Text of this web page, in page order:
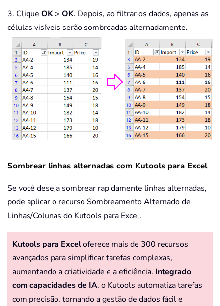
3. Clique OK > OK. Depois, ao filtrar os dados, apenas as
células visíveis serão sombreadas alternadamente.
Sombrear linhas alternadas com Kutools para Excel
Se você deseja sombrear rapidamente linhas alternadas,
pode aplicar o recurso Sombreamento Alternado de
Linhas/Colunas do Kutools para Excel.
Kutools para Exceloferece mais de 300 recursos
avançados para simplificar tarefas complexas,
aumentando a criatividade e a eficiência. Integrado
com capacidades de IA, o Kutools automatiza tarefas
com precisão, tornando a gestão de dados fácil e